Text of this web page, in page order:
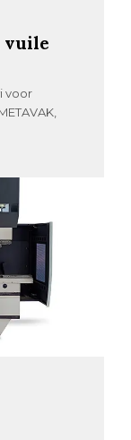
vuile
voor